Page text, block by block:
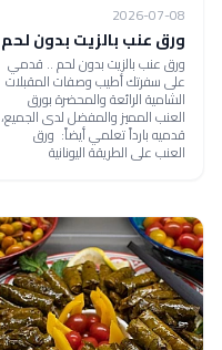
2026-07-08
ورق عنب بالزيت بدون لحم
ورق عنب بالزيت بدون لحم .. قدمي
على سفرتك أطيب وصفات المقبلات
الشامية الرائعة والمحضرة بورق
العنب المميز والمفضل لدى الجميع،
قدميه بارداً تعلمي أيضاً: ورق
العنب على الطريقة اليونانية